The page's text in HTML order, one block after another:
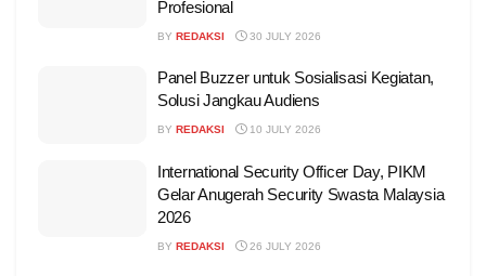
Profesional
BY REDAKSI 30 JULY 2026
Panel Buzzer untuk Sosialisasi Kegiatan,
Solusi Jangkau Audiens
BY REDAKSI 10 JULY 2026
International Security Officer Day, PIKM
Gelar Anugerah Security Swasta Malaysia
2026
BY REDAKSI 26 JULY 2026